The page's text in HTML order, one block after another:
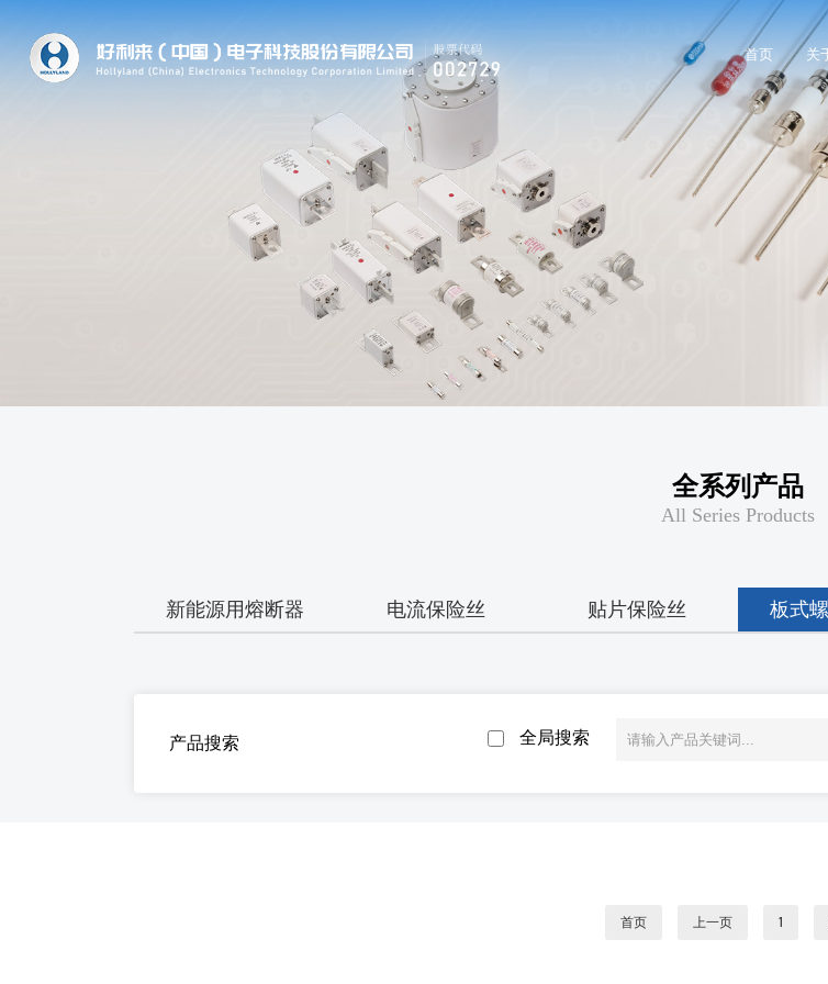
首页 关
全系列产品
All Series Products
新能源用熔断器 电流保险丝 贴片保险丝 板式
产品搜索 全局搜索
首页 上一页 1